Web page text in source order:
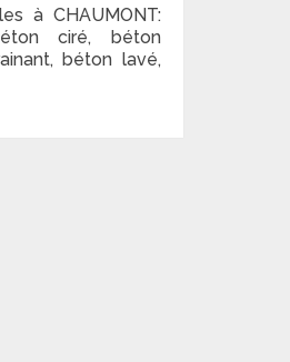
à CHAUMONT:
ciré, béton
béton lavé,